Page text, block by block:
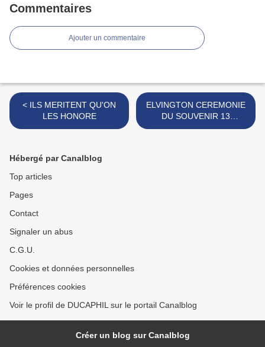
Commentaires
Ajouter un commentaire
< ILS MERITENT QU'ON
LES HONORE
ELVINGTON CEREMONIE
DU SOUVENIR 13
NOVEMBRE 2016 >
Hébergé par Canalblog
Top articles
Pages
Contact
Signaler un abus
C.G.U.
Cookies et données personnelles
Préférences cookies
Voir le profil de DUCAPHIL sur le portail Canalblog
Créer un blog sur Canalblog